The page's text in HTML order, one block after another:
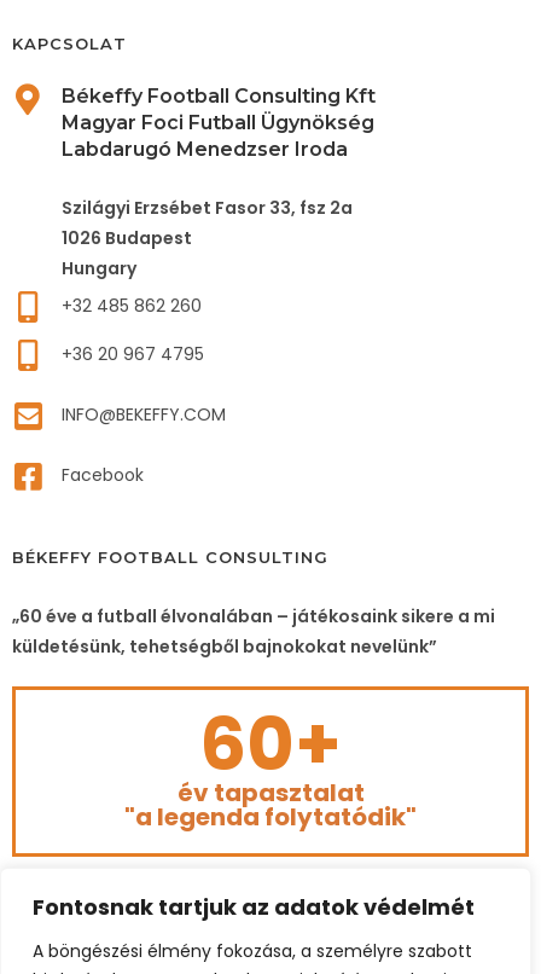
Fontosnak tartjuk az adatok védelmét
A böngészési élmény fokozása, a személyre szabott
KAPCSOLAT
Békeffy Football Consulting Kft
Magyar Foci Futball Ügynökség
Labdarugó Menedzser Iroda
Szilágyi Erzsébet Fasor 33, fsz 2a
1026 Budapest
Hungary
+32 485 862 260
+36 20 967 4795
INFO@BEKEFFY.COM
Facebook
BÉKEFFY FOOTBALL CONSULTING
„60 éve a futball élvonalában – játékosaink sikere a mi
küldetésünk, tehetségből bajnokokat nevelünk”
60+
év tapasztalat
"a legenda folytatódik"